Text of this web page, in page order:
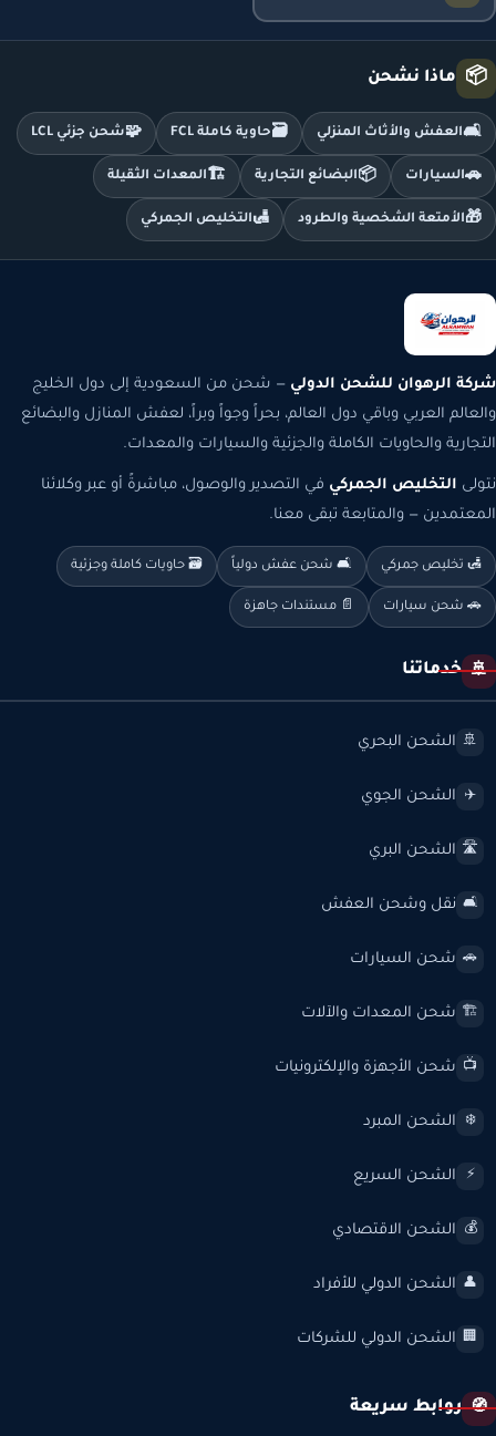
📦 ماذا نشحن
🛋️العفش والأثاث المنزلي 🗃️حاوية كاملة FCL 🧩شحن جزئي LCL
🚗السيارات 📦البضائع التجارية 🏗️المعدات الثقيلة
🎁الأمتعة الشخصية والطرود 🛃التخليص الجمركي
شركة الرهوان للشحن الدولي — شحن من السعودية إلى دول الخليج
والعالم العربي وباقي دول العالم، بحراً وجواً وبراً، لعفش المنازل والبضائع
التجارية والحاويات الكاملة والجزئية والسيارات والمعدات.
نتولى التخليص الجمركي في التصدير والوصول، مباشرةً أو عبر وكلائنا
المعتمدين — والمتابعة تبقى معنا.
🛃 تخليص جمركي 🛋️ شحن عفش دولياً 🗃️ حاويات كاملة وجزئية
🚗 شحن سيارات 📄 مستندات جاهزة
🚢 خدماتنا
🚢 الشحن البحري
✈️ الشحن الجوي
🛣️ الشحن البري
🛋️ نقل وشحن العفش
🚗 شحن السيارات
🏗️ شحن المعدات والآلات
📺 شحن الأجهزة والإلكترونيات
❄️ الشحن المبرد
⚡ الشحن السريع
💰 الشحن الاقتصادي
👤 الشحن الدولي للأفراد
🏢 الشحن الدولي للشركات
🧭 روابط سريعة